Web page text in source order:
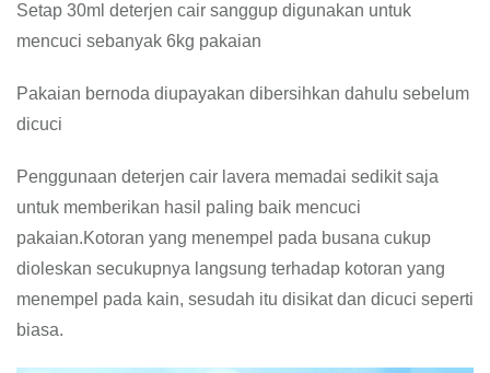
Setap 30ml deterjen cair sanggup digunakan untuk
mencuci sebanyak 6kg pakaian
Pakaian bernoda diupayakan dibersihkan dahulu sebelum
dicuci
Penggunaan deterjen cair lavera memadai sedikit saja
untuk memberikan hasil paling baik mencuci
pakaian.Kotoran yang menempel pada busana cukup
dioleskan secukupnya langsung terhadap kotoran yang
menempel pada kain, sesudah itu disikat dan dicuci seperti
biasa.